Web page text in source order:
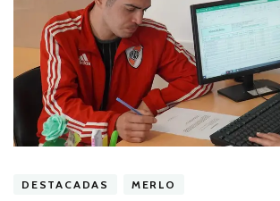
DESTACADAS MERLO